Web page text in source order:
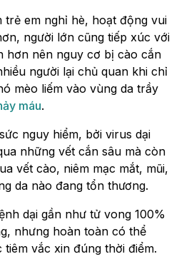
trẻ em nghỉ hè, hoạt động vui
người lớn cũng tiếp xúc với
hơn nên nguy cơ bị cào cắn
người lại chủ quan khi chỉ
mèo liếm vào vùng da trầy
máu.
nguy hiểm, bởi virus dại
những vết cắn sâu mà còn
vết cào, niêm mạc mắt, mũi,
da nào đang tổn thương.
dại gần như tử vong 100%
nhưng hoàn toàn có thể
vắc xin đúng thời điểm.